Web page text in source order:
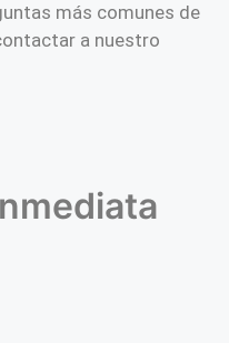
más comunes de
a nuestro